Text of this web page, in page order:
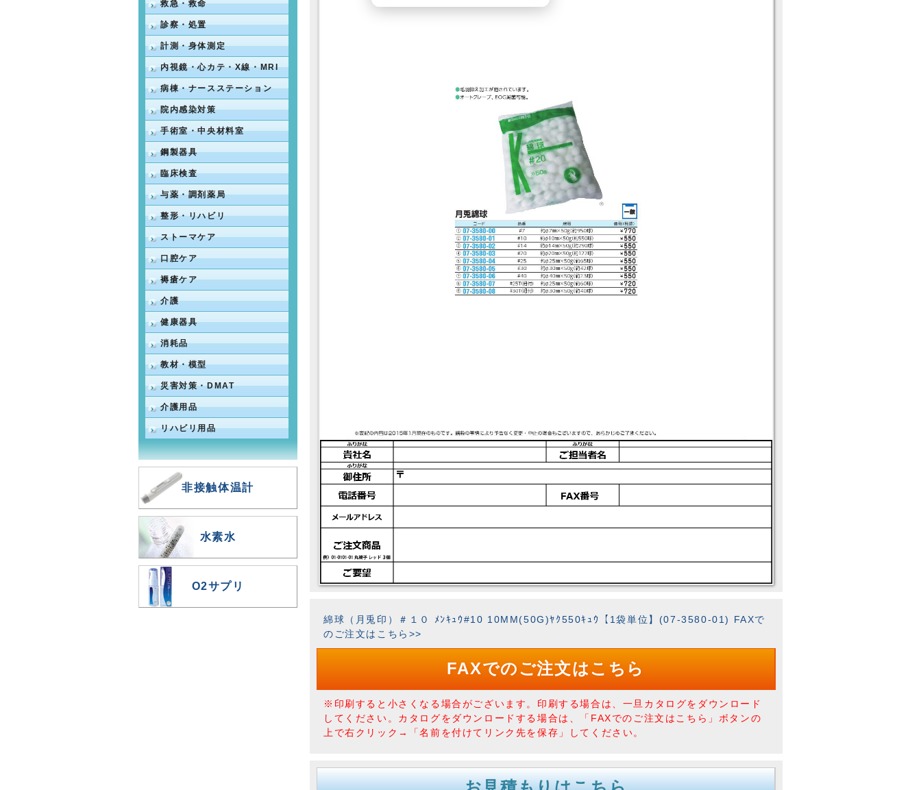
綿球（月兎印）＃１０ ﾒﾝｷｭｳ#10 10MM(50G)ﾔｸ550ｷｭｳ【1袋単位】(07-3580-01) FAXで
のご注文はこちら>>
FAXでのご注文はこちら
※印刷すると小さくなる場合がございます。印刷する場合は、一旦カタログをダウンロード
してください。カタログをダウンロードする場合は、「FAXでのご注文はこちら」ボタンの
上で右クリック→「名前を付けてリンク先を保存」してください。
救急・救命
診察・処置
計測・身体測定
内視鏡・心カテ・X線・MRI
病棟・ナースステーション
院内感染対策
手術室・中央材料室
鋼製器具
臨床検査
与薬・調剤薬局
整形・リハビリ
ストーマケア
口腔ケア
褥瘡ケア
介護
健康器具
消耗品
教材・模型
災害対策・DMAT
介護用品
リハビリ用品
非接触体温計
水素水
O2サプリ